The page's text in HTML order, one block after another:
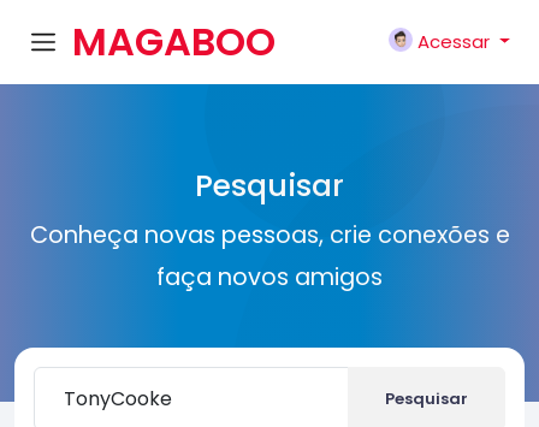
MAGABOO
Acessar
Pesquisar
Conheça novas pessoas, crie conexões e
faça novos amigos
Pesquisar